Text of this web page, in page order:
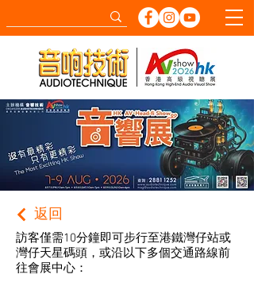
返回
訪客僅需10分鐘即可步行至港鐵灣仔站或
灣仔天星碼頭，或沿以下多個交通路線前
往會展中心：